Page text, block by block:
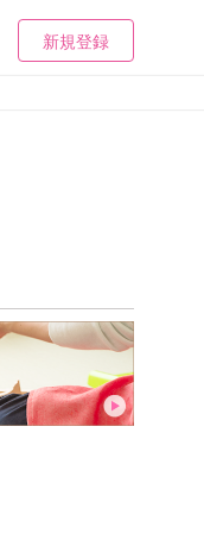
新規登録